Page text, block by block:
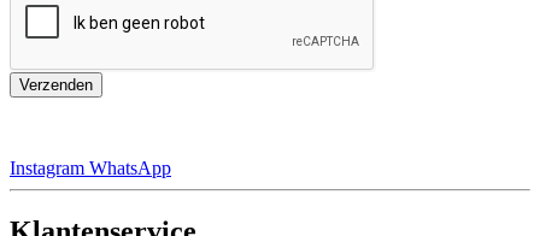
Verzenden
Instagram WhatsApp